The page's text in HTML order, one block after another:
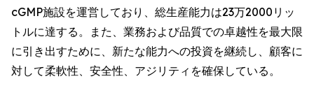
cGMP施設を運営しており、総生産能力は23万2000リッ
トルに達する。また、業務および品質での卓越性を最大限
に引き出すために、新たな能力への投資を継続し、顧客に
対して柔軟性、安全性、アジリティを確保している。